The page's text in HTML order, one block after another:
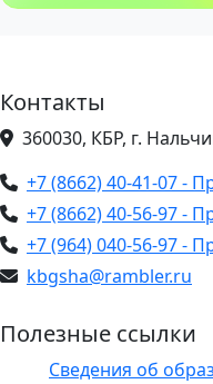
Контакты
360030, КБР, г.
+7 (8662) 40-41-07 -
+7 (8662) 40-56-97 -
+7 (964) 040-56-97 -
kbgsha@rambler.ru
Полезные ссылки
Сведения об